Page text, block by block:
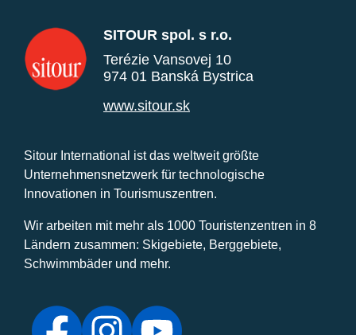
SITOUR spol. s r.o.
Terézie Vansovej 10
974 01 Banská Bystrica
www.sitour.sk
Sitour International ist das weltweit größte
Unternehmensnetzwerk für technologische
Innovationen in Tourismuszentren.
Wir arbeiten mit mehr als 1000 Touristenzentren in 8
Ländern zusammen: Skigebiete, Berggebiete,
Schwimmbäder und mehr.